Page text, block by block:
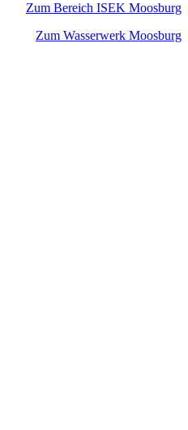
Zum Bereich ISEK Moosburg
Zum Wasserwerk Moosburg